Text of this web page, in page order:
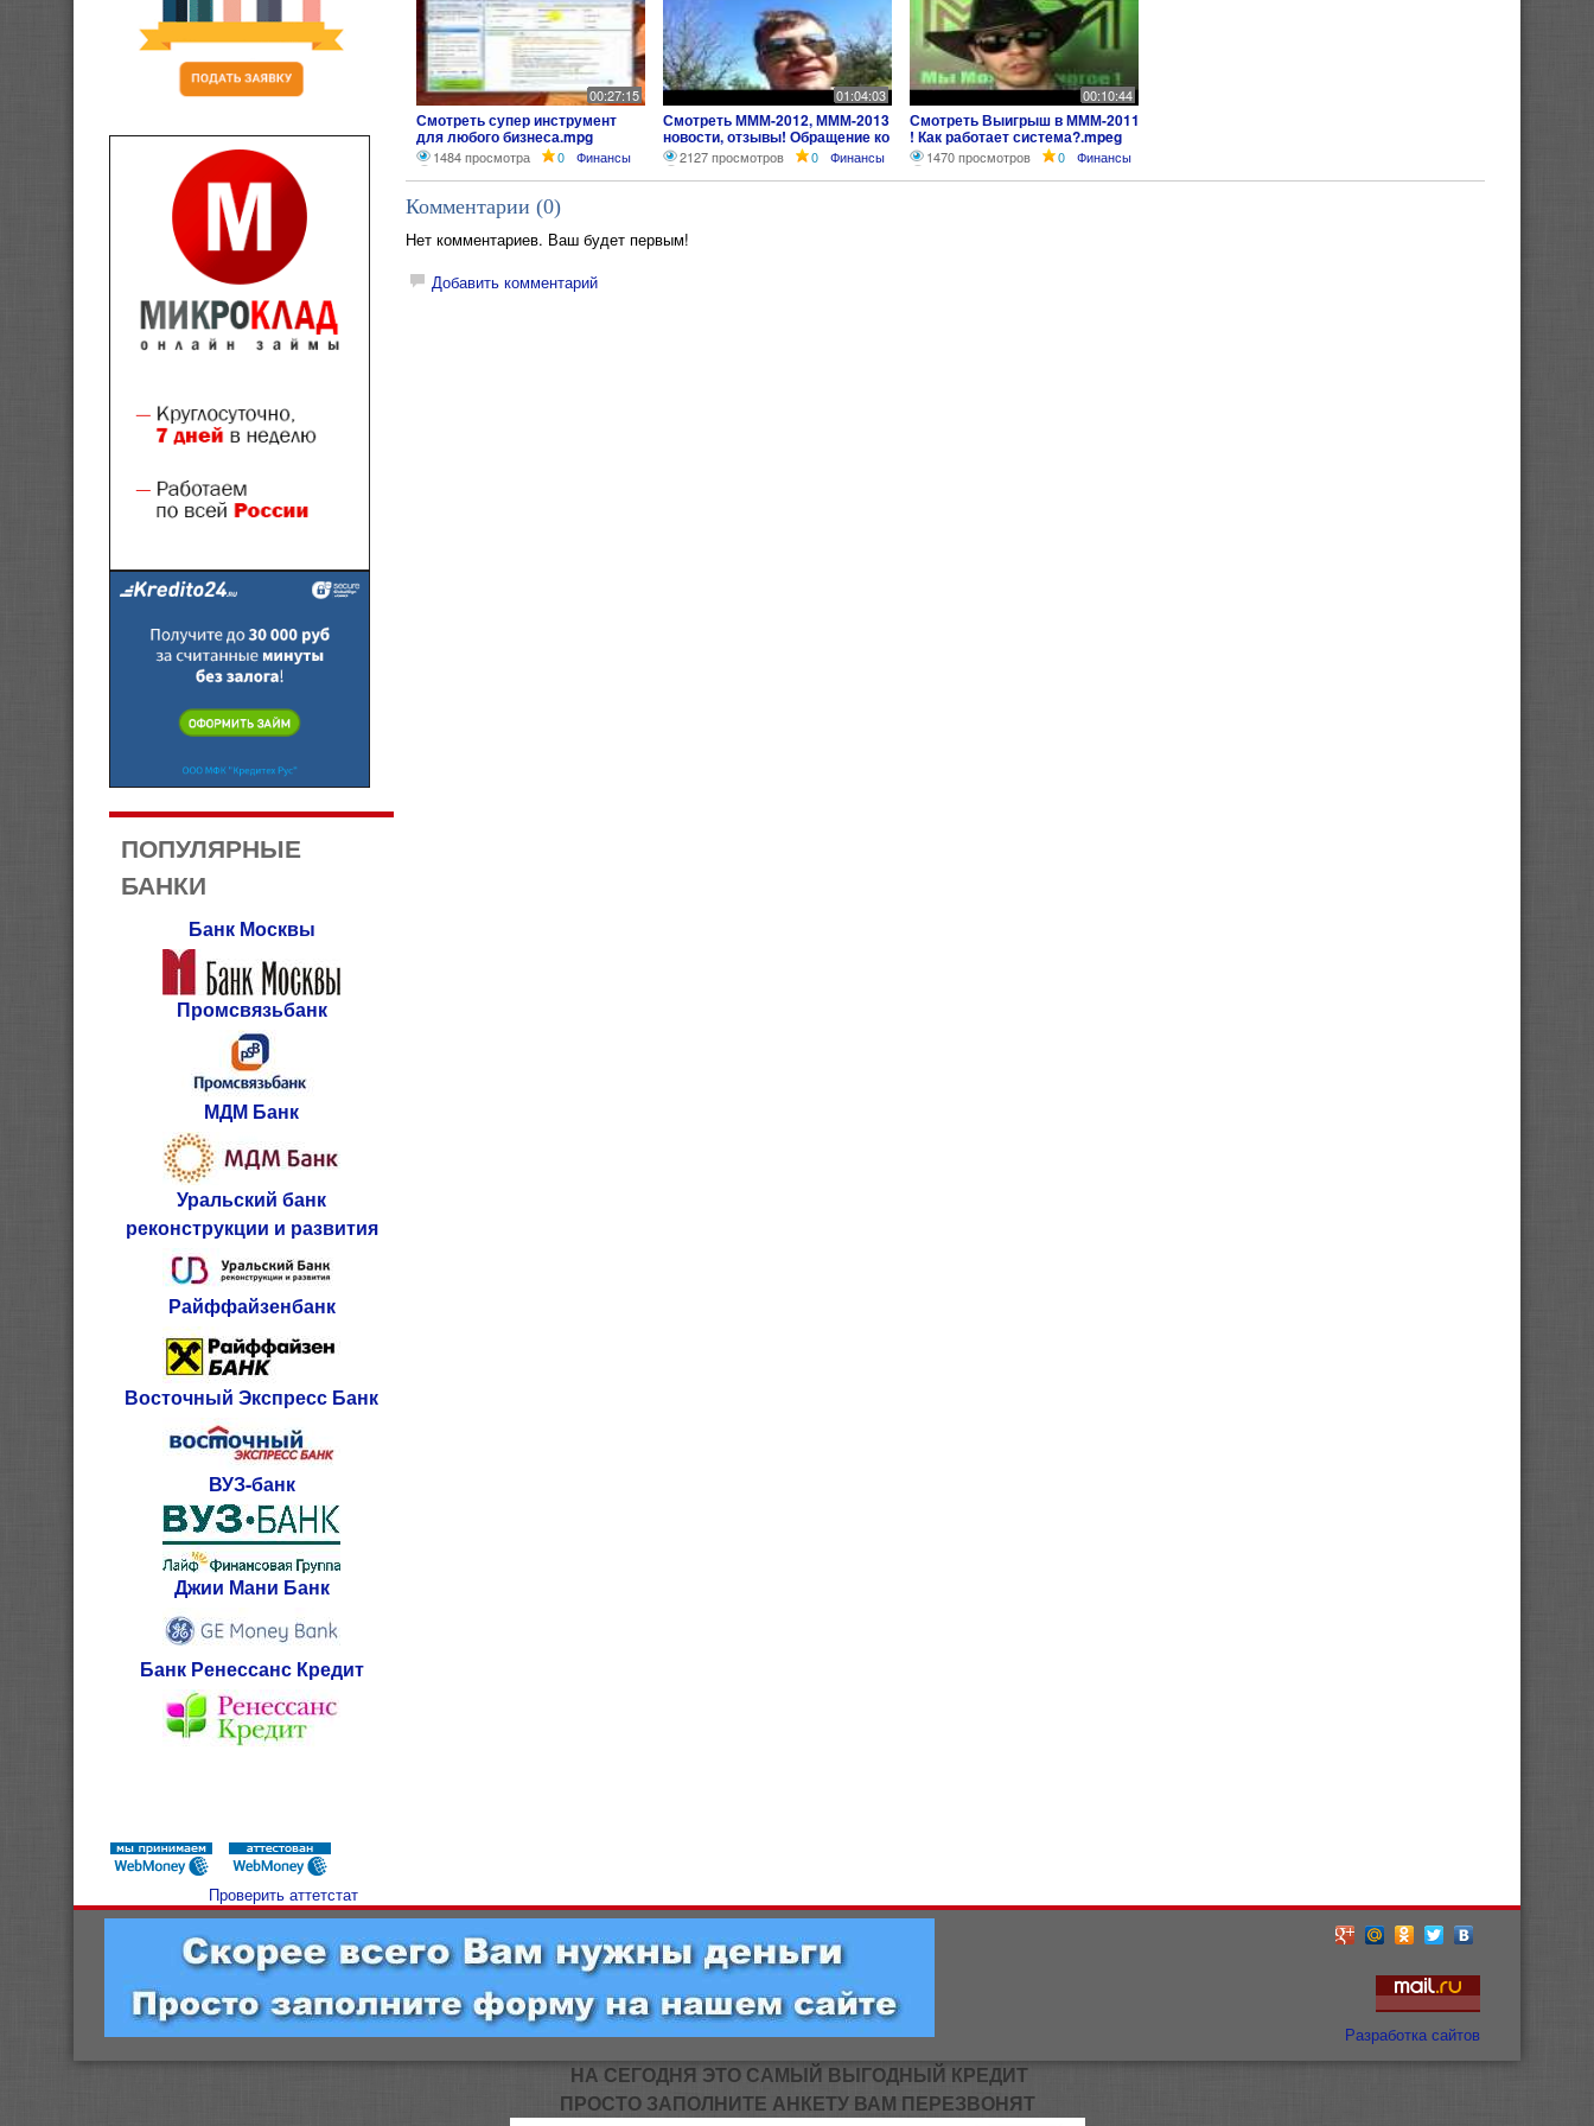
ПОПУЛЯРНЫЕ
БАНКИ
Банк Москвы
Промсвязьбанк
МДМ Банк
Уральский банк
реконструкции и развития
Райффайзенбанк
Восточный Экспресс Банк
ВУЗ-банк
Джии Мани Банк
Банк Ренессанс Кредит
Проверить аттетстат
00:27:15
Смотреть супер инструмент
для любого бизнеса.mpg
1484 просмотра 0 Финансы
01:04:03
Смотреть МММ-2012, МММ-2013
новости, отзывы! Обращение ко
всем руководителям!
2127 просмотров 0 Финансы
00:10:44
Смотреть Выигрыш в МММ-2011
! Как работает система?.mpeg
1470 просмотров 0 Финансы
Комментарии (0)
Нет комментариев. Ваш будет первым!
Добавить комментарий
Разработка сайтов
НА СЕГОДНЯ ЭТО САМЫЙ ВЫГОДНЫЙ КРЕДИТ
ПРОСТО ЗАПОЛНИТЕ АНКЕТУ ВАМ ПЕРЕЗВОНЯТ